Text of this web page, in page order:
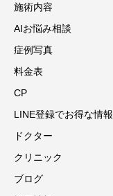
施術内容
AIお悩み相談
症例写真
料金表
CP
LINE登録でお得な情報
ドクター
クリニック
ブログ